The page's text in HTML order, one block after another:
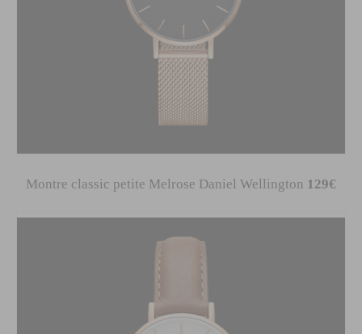
Montre classic petite Melrose Daniel Wellington 129€